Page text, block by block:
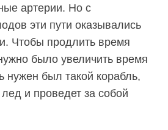
артерии. Но с
эти пути оказывались
Чтобы продлить время
было увеличить время
нужен был такой корабль,
и проведет за собой